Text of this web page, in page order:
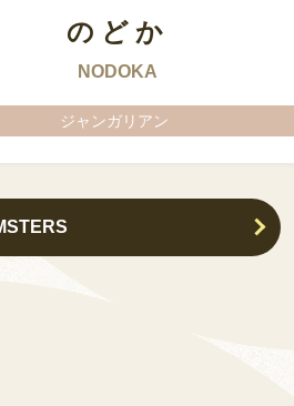
KURIMARU
のどか
NODOKA
ジャンガリアン
ちとせ
CHITOSE
ジャンガリアン
CHATARO
IZUMO & OKUNI
ARARE
KISUKE